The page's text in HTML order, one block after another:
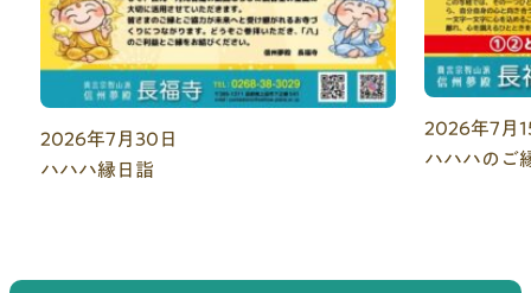
2026年7月30日
ハハハ縁日詣
2026年7月
ハハハのご